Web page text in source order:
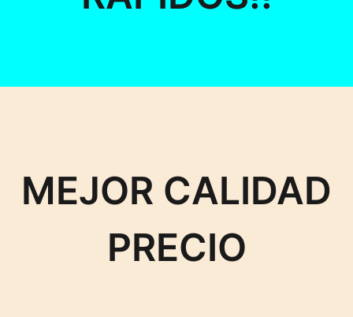
MEJOR CALIDAD
PRECIO